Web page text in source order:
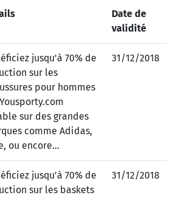
Date de
validité
jusqu'à 70% de
sur les
pour hommes
sur des grandes
comme Adidas,
ou encore...
31/12/2018
jusqu'à 70% de
sur les baskets
31/12/2018